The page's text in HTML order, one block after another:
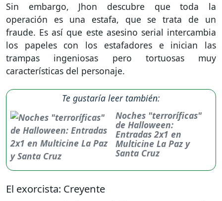
Sin embargo, Jhon descubre que toda la
operación es una estafa, que se trata de un
fraude. Es así que este asesino serial intercambia
los papeles con los estafadores e inician las
trampas ingeniosas pero tortuosas muy
características del personaje.
Te gustaría leer también:
Noches "terroríficas"
de Halloween:
Entradas 2x1 en
Multicine La Paz y
Santa Cruz
El exorcista: Creyente